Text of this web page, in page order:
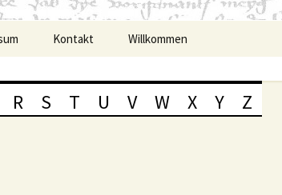
Kontakt Willkommen
R S T U V W X Y Z